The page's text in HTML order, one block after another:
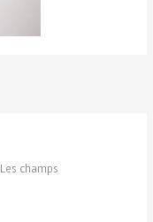
Les champs